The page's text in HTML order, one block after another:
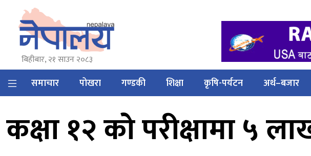
बिहीबार, २१ साउन २०८३
समाचार पोखरा गण्डकी शिक्षा कृषि-पर्यटन अर्थ–बजार
कक्षा १२ को परीक्षामा ५